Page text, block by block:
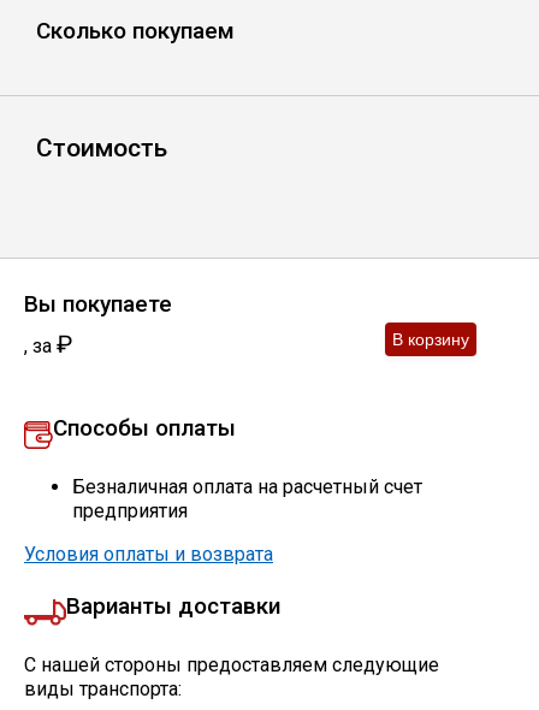
Уголок
Квадрат
Полоса
Сетка кладочная
Сколько покупаем
Стоимость
Вы покупаете
, за ₽
Способы оплаты
Безналичная оплата на расчетный счет
предприятия
Условия оплаты и возврата
Варианты доставки
С нашей стороны предоставляем следующие
виды транспорта: